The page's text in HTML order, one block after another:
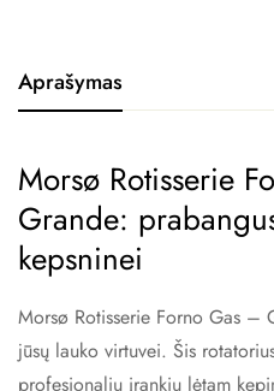
Aprašymas
Morsø Rotisserie
Grande:
kepsninei
Morsø Rotisserie Forno Gas –
jūsų lauko virtuvei. Šis
profesionaliu įrankiu lėtam